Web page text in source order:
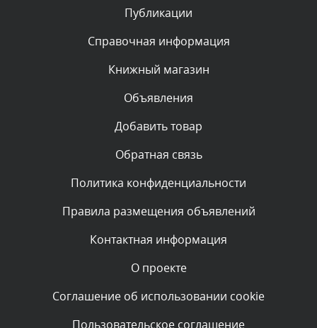
Комментарий проверяется
Текст комментария будет виден после проверки
администратором.
Комментарий проверяется
администратором.
Комментарий проверяется
администратором.
Комментарий проверяется
администратором.
Публикации
Справочная информация
Книжный магазин
Объявления
Добавить товар
Обратная связь
Политика конфиденциальности
Правила размещения объявлений
Контактная информация
О проекте
Соглашение об использовании cookie
Пользовательское соглашение